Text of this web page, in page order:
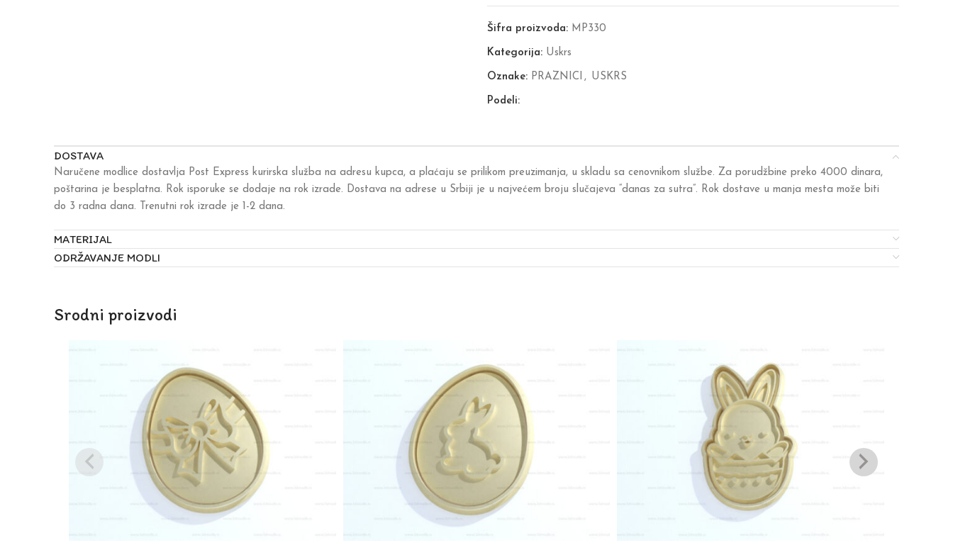
Šifra proizvoda: MP330
Kategorija: Uskrs
Oznake: PRAZNICI , USKRS
Podeli:
DOSTAVA
Naručene modlice dostavlja Post Express kurirska služba na adresu kupca, a plaćaju se prilikom preuzimanja, u skladu sa cenovnikom službe. Za porudžbine preko 4000 dinara,
poštarina je besplatna. Rok isporuke se dodaje na rok izrade. Dostava na adrese u Srbiji je u najvećem broju slučajeva “danas za sutra”. Rok dostave u manja mesta može biti
do 3 radna dana. Trenutni rok izrade je 1-2 dana.
MATERIJAL
ODRŽAVANJE MODLI
Srodni proizvodi